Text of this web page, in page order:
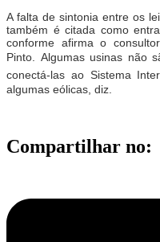
A falta de sintonia entre os
também é citada como
conforme afirma o
Pinto. Algumas usinas não
conectá-las ao Sistema
algumas eólicas, diz.
Compartilhar no: